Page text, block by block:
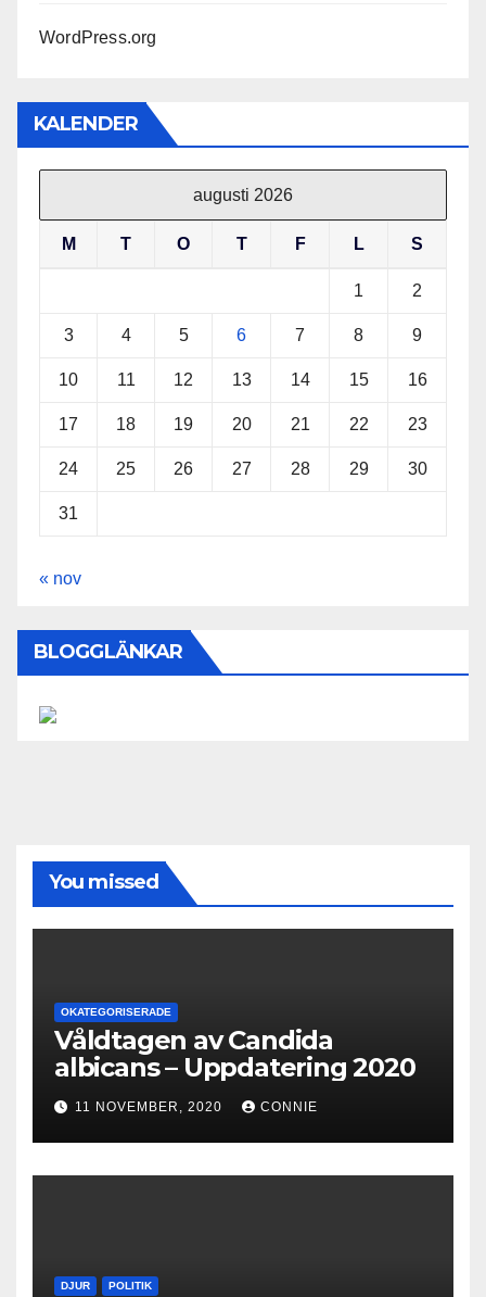
WordPress.org
KALENDER
augusti 2026
M T O T F L S
1 2
3 4 5 6 7 8 9
10 11 12 13 14 15 16
17 18 19 20 21 22 23
24 25 26 27 28 29 30
31
« nov
BLOGGLÄNKAR
You missed
OKATEGORISERADE
Våldtagen av Candida
albicans – Uppdatering 2020
11 NOVEMBER, 2020 CONNIE
DJUR POLITIK